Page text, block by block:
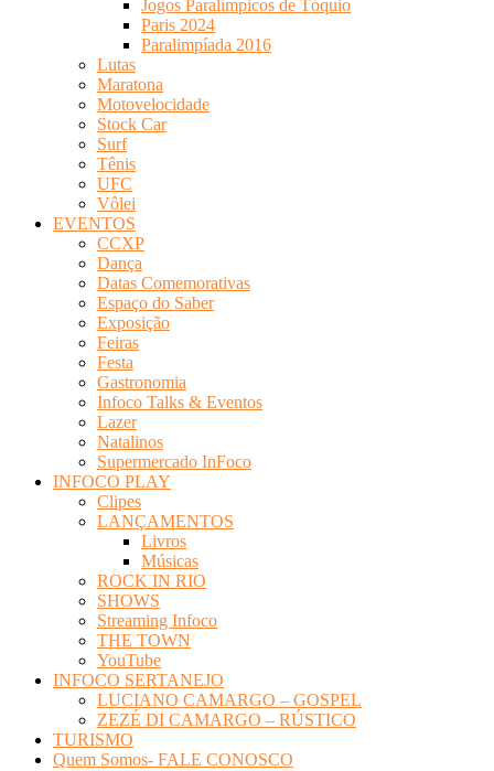
Jogos Paralímpicos de Tóquio
Paris 2024
Paralimpíada 2016
Lutas
Maratona
Motovelocidade
Stock Car
Surf
Tênis
UFC
Vôlei
EVENTOS
CCXP
Dança
Datas Comemorativas
Espaço do Saber
Exposição
Feiras
Festa
Gastronomia
Infoco Talks & Eventos
Lazer
Natalinos
Supermercado InFoco
INFOCO PLAY
Clipes
LANÇAMENTOS
Livros
Músicas
ROCK IN RIO
SHOWS
Streaming Infoco
THE TOWN
YouTube
INFOCO SERTANEJO
LUCIANO CAMARGO – GOSPEL
ZEZÉ DI CAMARGO – RÚSTICO
TURISMO
Quem Somos- FALE CONOSCO